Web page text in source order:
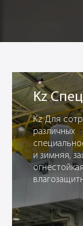
Kz
Kz Для
различных
и зимняя,